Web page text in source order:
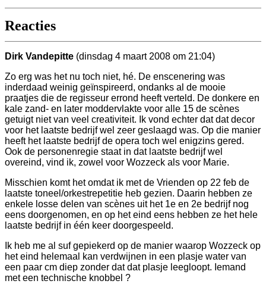
Reacties
Dirk Vandepitte (dinsdag 4 maart 2008 om 21:04)
Zo erg was het nu toch niet, hé. De enscenering was
inderdaad weinig geïnspireerd, ondanks al de mooie
praatjes die de regisseur errond heeft verteld. De donkere en
kale zand- en later moddervlakte voor alle 15 de scènes
getuigt niet van veel creativiteit. Ik vond echter dat dat decor
voor het laatste bedrijf wel zeer geslaagd was. Op die manier
heeft het laatste bedrijf de opera toch wel enigzins gered.
Ook de personenregie staat in dat laatste bedrijf wel
overeind, vind ik, zowel voor Wozzeck als voor Marie.
Misschien komt het omdat ik met de Vrienden op 22 feb de
laatste toneel/orkestrepetitie heb gezien. Daarin hebben ze
enkele losse delen van scènes uit het 1e en 2e bedrijf nog
eens doorgenomen, en op het eind eens hebben ze het hele
laatste bedrijf in één keer doorgespeeld.
Ik heb me al suf gepiekerd op de manier waarop Wozzeck op
het eind helemaal kan verdwijnen in een plasje water van
een paar cm diep zonder dat dat plasje leegloopt. Iemand
met een technische knobbel ?